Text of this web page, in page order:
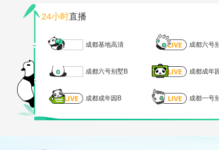
24小时直播
成都基地高清 成都六号
成都六号别墅B 成都成年
成都成年园B 成都一号